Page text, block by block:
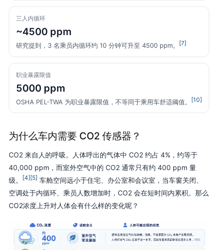
三人内循环
~4500 ppm
研究提到，3 名乘员内循环约 10 分钟可升至 4500 ppm。 [7]
职业暴露限值
5000 ppm
OSHA PEL-TWA 为职业暴露限值，不等同于乘用车舒适阈值。 [10]
为什么车内需要 CO2 传感器？
CO2 来自人的呼吸。人体呼出的气体中 CO2 约占 4%，约等于
40,000 ppm，而室外空气中的 CO2 通常只有约 400 ppm 量
级。
[4][5] 车舱空间远小于住宅、办公室和会议室，当车窗关闭、
空调处于内循环、乘员人数增加时，CO2 会在短时间内累积。那么
CO2浓度上升对人体会有什么样的变化呢？